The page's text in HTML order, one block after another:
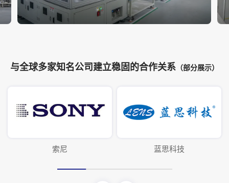
与全球多家知名公司建立稳固的合作关系 （部分展示）
索尼 蓝思科技